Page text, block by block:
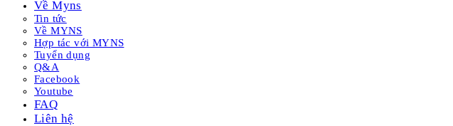
Về Myns
Tin tức
Về MYNS
Hợp tác với MYNS
Tuyển dụng
Q&A
Facebook
Youtube
FAQ
Liên hệ